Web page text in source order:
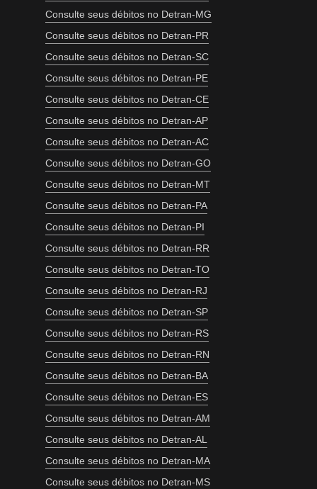
Consulte seus débitos no Detran-MG
Consulte seus débitos no Detran-PR
Consulte seus débitos no Detran-SC
Consulte seus débitos no Detran-PE
Consulte seus débitos no Detran-CE
Consulte seus débitos no Detran-AP
Consulte seus débitos no Detran-AC
Consulte seus débitos no Detran-GO
Consulte seus débitos no Detran-MT
Consulte seus débitos no Detran-PA
Consulte seus débitos no Detran-PI
Consulte seus débitos no Detran-RR
Consulte seus débitos no Detran-TO
Consulte seus débitos no Detran-RJ
Consulte seus débitos no Detran-SP
Consulte seus débitos no Detran-RS
Consulte seus débitos no Detran-RN
Consulte seus débitos no Detran-BA
Consulte seus débitos no Detran-ES
Consulte seus débitos no Detran-AM
Consulte seus débitos no Detran-AL
Consulte seus débitos no Detran-MA
Consulte seus débitos no Detran-MS